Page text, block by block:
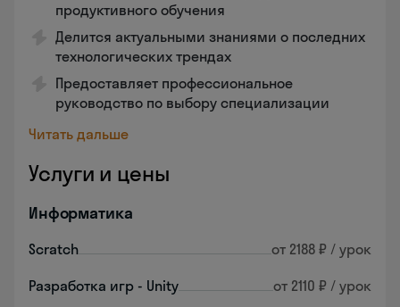
продуктивного обучения
Делится актуальными знаниями о последних
технологических трендах
Предоставляет профессиональное
руководство по выбору специализации
Читать дальше
Услуги и цены
Информатика
Scratch от 2188 ₽ / урок
Разработка игр - Unity от 2110 ₽ / урок